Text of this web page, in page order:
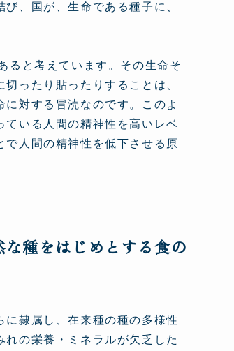
、国が、生命である種子に、
ると考えています。その生命そ
ったり貼ったりすることは、
対する冒涜なのです。このよ
ている人間の精神性を高いレベ
で人間の精神性を低下させる原
種をはじめとする食の
隷属し、在来種の種の多様性
の栄養・ミネラルが欠乏した